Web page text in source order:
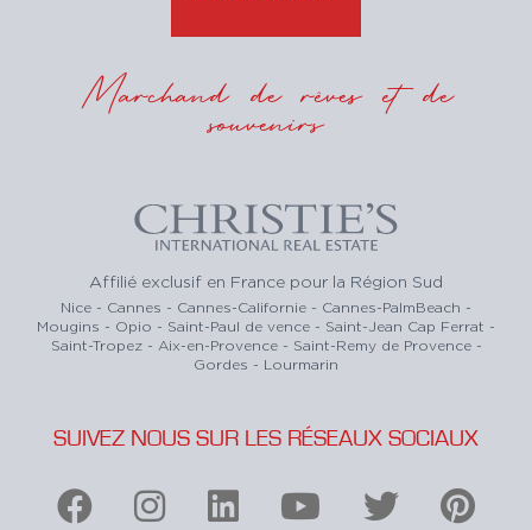
Marchand de rêves et de
souvenirs
Affilié exclusif en France pour la Région Sud
Nice - Cannes - Cannes-Californie - Cannes-PalmBeach -
Mougins - Opio - Saint-Paul de vence - Saint-Jean Cap Ferrat -
Saint-Tropez - Aix-en-Provence - Saint-Remy de Provence -
Gordes - Lourmarin
SUIVEZ NOUS SUR LES RÉSEAUX SOCIAUX